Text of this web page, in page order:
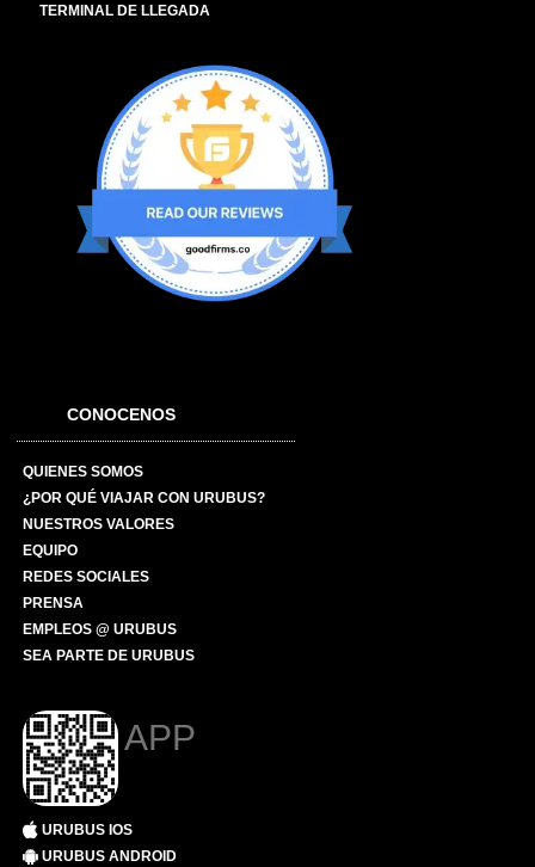
TERMINAL DE LLEGADA
CONOCENOS
QUIENES SOMOS
¿POR QUÉ VIAJAR CON URUBUS?
NUESTROS VALORES
EQUIPO
REDES SOCIALES
PRENSA
EMPLEOS @ URUBUS
SEA PARTE DE URUBUS
APP
URUBUS IOS
URUBUS ANDROID